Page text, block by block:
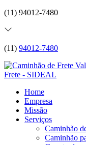
(11) 94012-7480
(11) 94012-7480
Home
Empresa
Missão
Serviços
Caminhão
Caminhão